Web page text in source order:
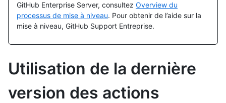
GitHub Enterprise Server, consultez Overview du
processus de mise à niveau. Pour obtenir de l’aide sur la
mise à niveau, GitHub Support Entreprise.
Utilisation de la dernière
version des actions